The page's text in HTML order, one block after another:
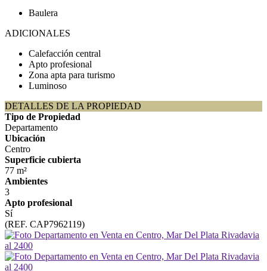
Baulera
ADICIONALES
Calefacción central
Apto profesional
Zona apta para turismo
Luminoso
DETALLES DE LA PROPIEDAD
Tipo de Propiedad
Departamento
Ubicación
Centro
Superficie cubierta
77 m²
Ambientes
3
Apto profesional
Sí
(REF. CAP7962119)